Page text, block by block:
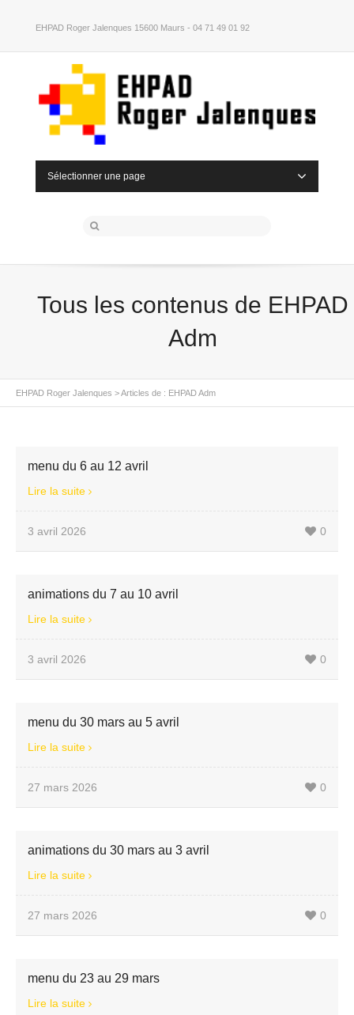
EHPAD Roger Jalenques 15600 Maurs - 04 71 49 01 92
Sélectionner une page
Tous les contenus de EHPAD
Adm
EHPAD Roger Jalenques >Articles de : EHPAD Adm
menu du 6 au 12 avril
Lire la suite
3 avril 2026 0
animations du 7 au 10 avril
Lire la suite
3 avril 2026 0
menu du 30 mars au 5 avril
Lire la suite
27 mars 2026 0
animations du 30 mars au 3 avril
Lire la suite
27 mars 2026 0
menu du 23 au 29 mars
Lire la suite